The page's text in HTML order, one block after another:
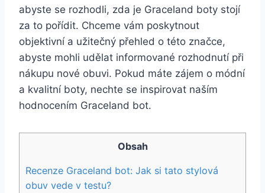
⁤abyste se rozhodli, ‌zda je Graceland boty‍ stojí
za to pořídit. Chceme ‍vám poskytnout
objektivní a užitečný přehled​ o této značce,
abyste‌ mohli udělat informované rozhodnutí ‌při
nákupu nové ‌obuvi. Pokud máte zájem o‌ módní
a kvalitní boty, nechte ⁣se​ inspirovat naším
hodnocením Graceland bot.
Obsah
Recenze Graceland⁣ bot: Jak si tato stylová​
obuv⁤ vede v ⁣testu?